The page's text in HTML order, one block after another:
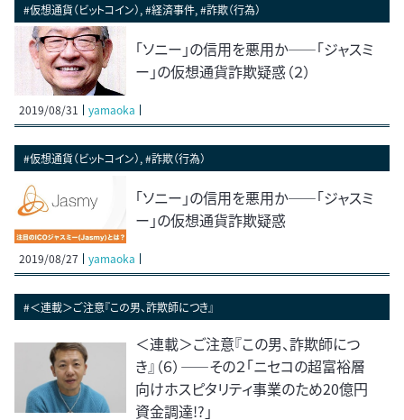
#仮想通貨（ビットコイン）, #経済事件, #詐欺（行為）
「ソニー」の信用を悪用か――「ジャスミ
ー」の仮想通貨詐欺疑惑（２）
2019/08/31 yamaoka
#仮想通貨（ビットコイン）, #詐欺（行為）
「ソニー」の信用を悪用か――「ジャスミ
ー」の仮想通貨詐欺疑惑
2019/08/27 yamaoka
#＜連載＞ご注意『この男、詐欺師につき』
＜連載＞ご注意『この男、詐欺師につ
き』（６）――その２「ニセコの超富裕層
向けホスピタリティ事業のため20億円
資金調達!?」